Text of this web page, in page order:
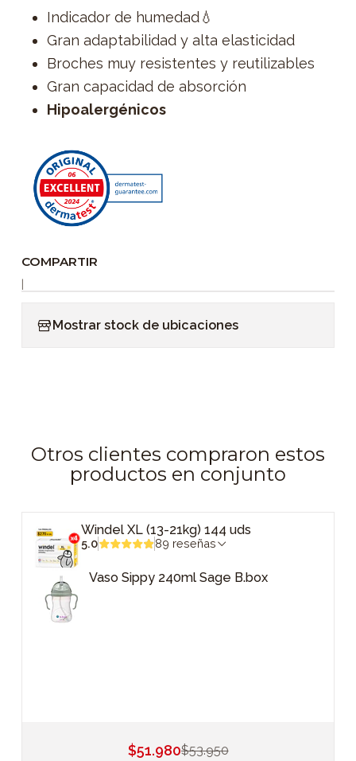
Indicador de humedad💧
Gran adaptabilidad y alta elasticidad
Broches muy resistentes y reutilizables
Gran capacidad de absorción
Hipoalergénicos
COMPARTIR
|
Mostrar stock de ubicaciones
Otros clientes compraron estos
productos en conjunto
Windel XL (13-21kg) 144 uds
5.0 89 reseñas
Vaso Sippy 240ml Sage B.box
$51.980$53.950